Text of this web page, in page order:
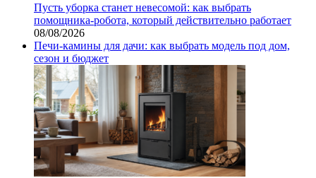
Пусть уборка станет невесомой: как выбрать
помощника‑робота, который действительно работает
08/08/2026
Печи-камины для дачи: как выбрать модель под дом,
сезон и бюджет